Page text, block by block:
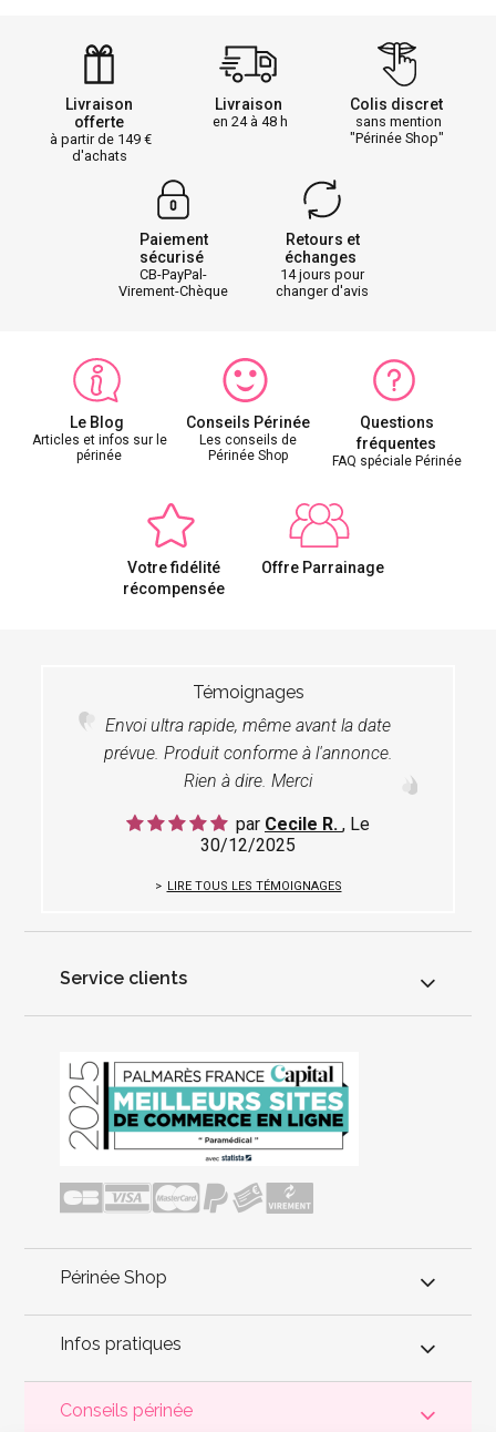
Livraison
offerte
à partir de 149
d'achats
Livraison
en 24 à 48 h
Colis discret
sans mention
"Périnée Shop"
Paiement
sécurisé
CB-PayPal-
Virement-Chèque
Retours et
échanges
14 jours pour
changer d'avis
Le Blog
Articles et infos sur le
périnée
Conseils Périnée
Les conseils de
Périnée Shop
Questions
fréquentes
FAQ spéciale Périnée
Votre fidélité
récompensée
Offre Parrainage
Témoignages
Envoi ultra rapide, même avant la date
prévue. Produit conforme à l'annonce.
Rien à dire. Merci
par Cecile R. , Le
30/12/2025
LIRE TOUS LES TÉMOIGNAGES
Service clients
Périnée Shop
Infos pratiques
Conseils périnée